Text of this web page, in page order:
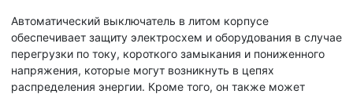
Автоматический выключатель в литом корпусе
обеспечивает защиту электросхем и оборудования в случае
перегрузки по току, короткого замыкания и пониженного
напряжения, которые могут возникнуть в цепях
распределения энергии. Кроме того, он также может